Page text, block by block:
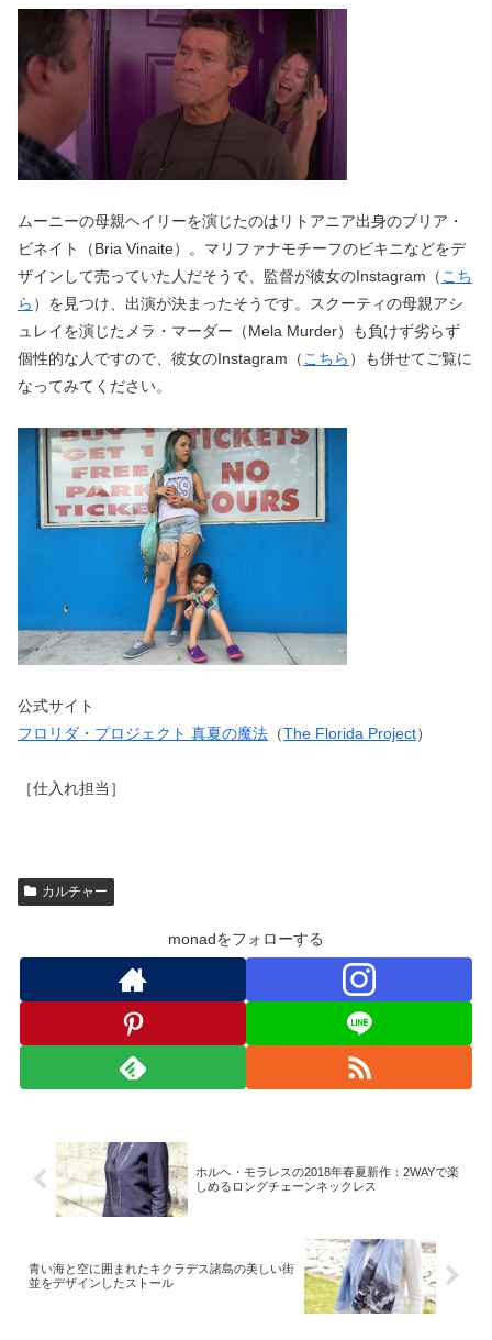
ムーニーの母親ヘイリーを演じたのはリトアニア出身のブリア・
ビネイト（Bria Vinaite）。マリファナモチーフのビキニなどをデ
ザインして売っていた人だそうで、監督が彼女のInstagram（ こち
ら ）を見つけ、出演が決まったそうです。スクーティの母親アシ
ュレイを演じたメラ・マーダー（Mela Murder）も負けず劣らず
個性的な人ですので、彼女のInstagram（ こちら ）も併せてご覧に
なってみてください。
公式サイト
フロリダ・プロジェクト 真夏の魔法 （The Florida Project）
［仕入れ担当］
カルチャー
monadをフォローする
ホルヘ・モラレスの2018年春夏新作：2WAYで楽
しめるロングチェーンネックレス
青い海と空に囲まれたキクラデス諸島の美しい街
並をデザインしたストール